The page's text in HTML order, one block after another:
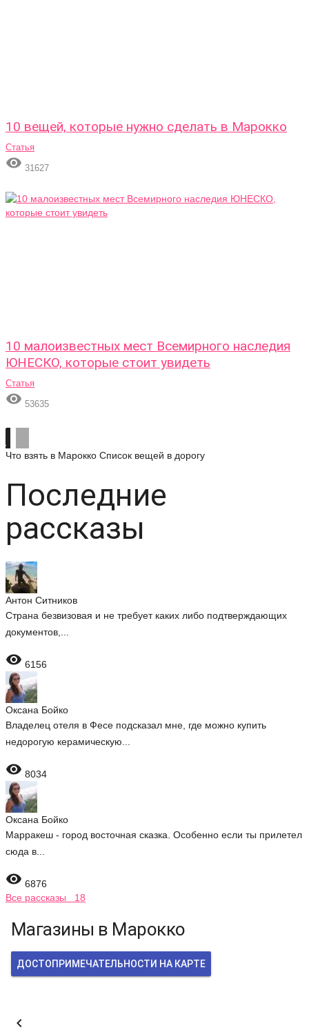
10 вещей, которые нужно сделать в Марокко
Статья
 31627
10 малоизвестных мест Всемирного наследия
ЮНЕСКО, которые стоит увидеть
Статья
 53635
Что взять в Марокко Список вещей в дорогу
Последние
рассказы
Антон Ситников
Страна безвизовая и не требует каких либо подтверждающих
документов,...
 6156
Оксана Бойко
Владелец отеля в Фесе подсказал мне, где можно купить
недорогую керамическую...
 8034
Оксана Бойко
Марракеш - город восточная сказка. Особенно если ты прилетел
сюда в...
 6876
Все рассказы 18
Магазины в Марокко
ДОСТОПРИМЕЧАТЕЛЬНОСТИ НА КАРТЕ
